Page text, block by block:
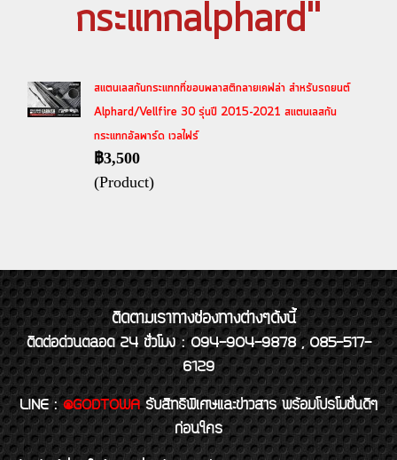
กระแทกalphard"
สแตนเลสกันกระแทกที่ขอบพลาสติกลายเคฟล่า สำหรับรถยนต์
Alphard/Vellfire 30 รุ่นปี 2015-2021 สแตนเลสกัน
กระแทกอัลพาร์ด เวลไฟร์
฿3,500
(Product)
ติดตามเราทางช่องทางต่างๆดังนี้
ติดต่อด่วนตลอด 24 ชั่วโมง : 094-904-9878 , 085-517-
6129
LINE : @GODTOWA รับสิทธิพิเศษและข่าวสาร พร้อมโปรโมชั่นดีๆ
ก่อนใคร